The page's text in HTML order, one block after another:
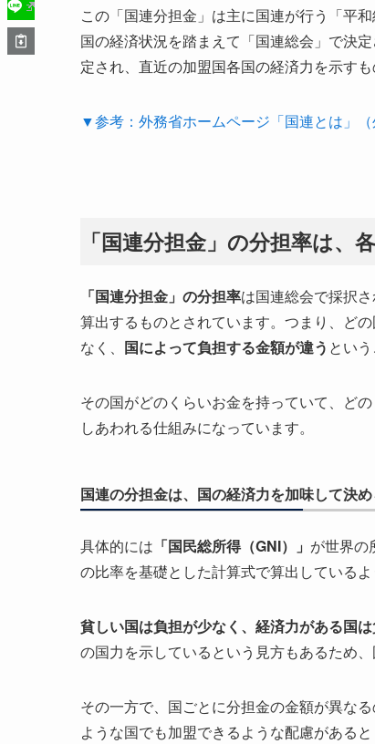
この「国連分担金」は主に国連が行う「平
国の経済状況を踏まえて「国連総会」で決
定され、直近の加盟国各国の経済力を示すも
▼参考：外務省ホームページ「国連とは」（
「国連分担金」の分担率は、
「国連分担金」の分担率は国連総会で採択
算出するものとされています。つまり、ど
なく、 国によって負担する金額が違う という
その国がどのくらいお金を持っていて、ど
しあわれる仕組みになっています。
国連の分担金は、国の経済力を加味して決め
具体的には 「国民総所得（GNI）」 が世界の
の比率を基礎とした計算式で算出しているよ
貧しい国は負担が少なく、経済力がある国
の国力を示しているという見方もあるため
その一方で、国ごとに分担金の金額が異な
ような国でも加盟できるような配慮があると